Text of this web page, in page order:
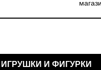
ИГРУШКИ И ФИГУРКИ